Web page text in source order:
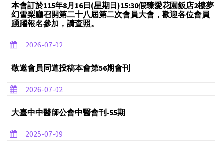
本會訂於115年8月16日(星期日)15:30假臻愛花園飯店2樓夢
幻雪梨廳召開第二十八屆第二次會員大會，歡迎各位會員
踴躍報名參加，請查照。
2026-07-02
敬邀會員同道投稿本會第56期會刊
2026-07-02
大臺中中醫師公會中醫會刊-55期
2025-07-09